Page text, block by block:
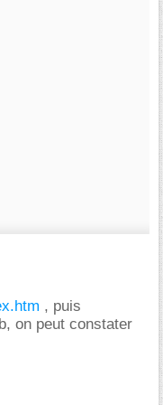
, puis
on peut constater